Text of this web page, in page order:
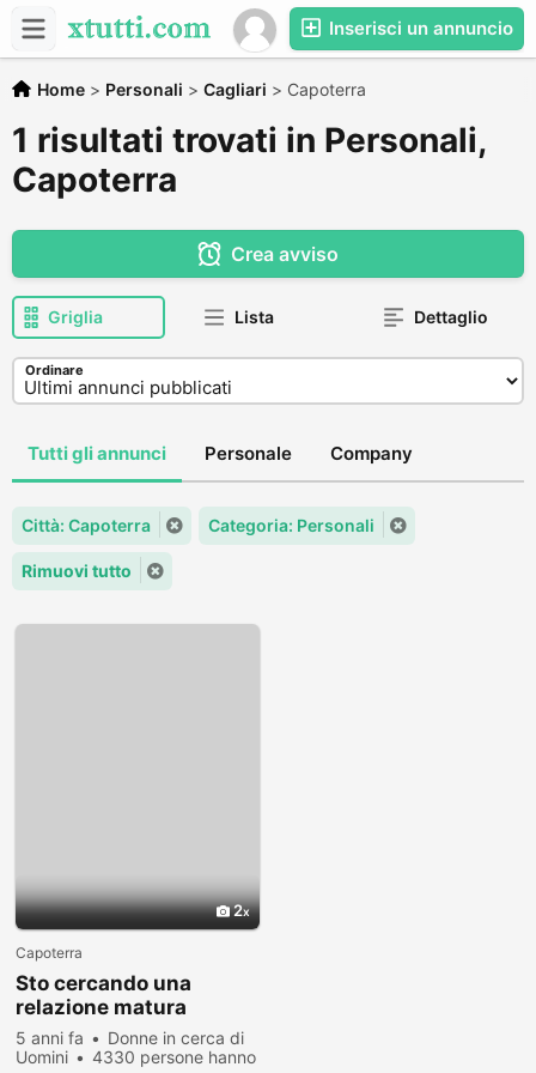
Inserisci un annuncio
Home > Personali > Cagliari > Capoterra
1 risultati trovati in Personali,
Capoterra
Crea avviso
Griglia Lista Dettaglio
Ordinare
Tutti gli annunci Personale Company
Città: Capoterra Categoria: Personali
Rimuovi tutto
2
Capoterra
Sto cercando una
relazione matura
5 anni fa
Donne in cerca di
Uomini
4330 persone hanno